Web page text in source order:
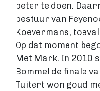
beter te doen.
bestuur van
Koevermans,
Op dat moment
Met Mark. In 2010
Bommel de finale
Tuitert won goud